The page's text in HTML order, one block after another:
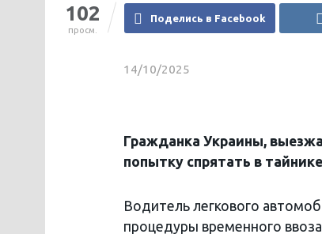
102
просм.
Поделись в Facebook
14/10/2025
Гражданка Украины,
попытку спрятать в
Водитель легкового
процедуры временного